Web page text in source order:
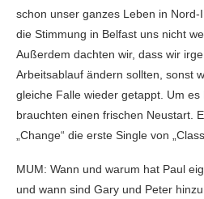
schon unser ganzes Leben in
die Stimmung in Belfast uns nicht
Außerdem dachten wir, dass wir
Arbeitsablauf ändern sollten, sonst
gleiche Falle wieder getappt. Um
brauchten einen frischen Neustart.
„Change“ die erste Single von
MUM: Wann und warum hat Paul
und wann sind Gary und Peter